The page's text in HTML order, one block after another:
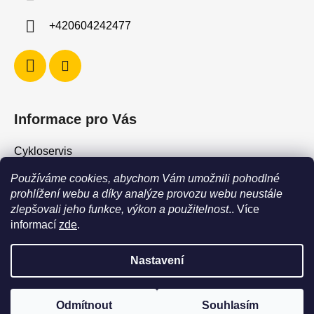
Používáme cookies, abychom Vám umožnili pohodlné
prohlížení webu a díky analýze provozu webu neustále
zlepšovali jeho funkce, výkon a použitelnost.. Více
informací zde.
Nastavení
Odmítnout Souhlasím
POZOR - stav zboží SKLADEM neodpovídá stavu na prodejně. Při
objednání zboží s vyzvednutím na prodejně vždy vyčkejte na
výzvu, že je zboží připraveno k vyzvednutí. Dostupnost zboží na
+420604242477
Informace pro Vás
Cykloservis
Skiservis
Obchodní podmínky
Podmínky ochrany osobních údajů
Vytvořil Shoptet
Copyright 2026Force Shop - Cyklo Hostivař. Všechna